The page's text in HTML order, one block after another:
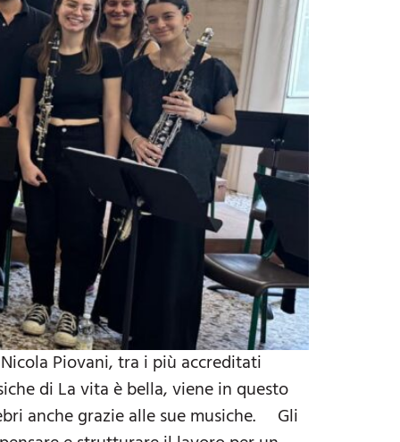
Piovani, tra i più accreditati
di La vita è bella, viene in questo
anche grazie alle sue musiche. Gli